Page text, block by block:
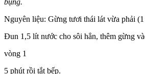
Nguyên liệu: Gừng tươi thái lát vừa phải
Đun 1,5 lít nước cho sôi hẳn, thêm gừng
vòng 1
5 phút rồi tắt bếp.